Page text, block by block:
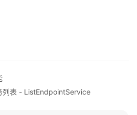
()
列表 - ListEndpointService